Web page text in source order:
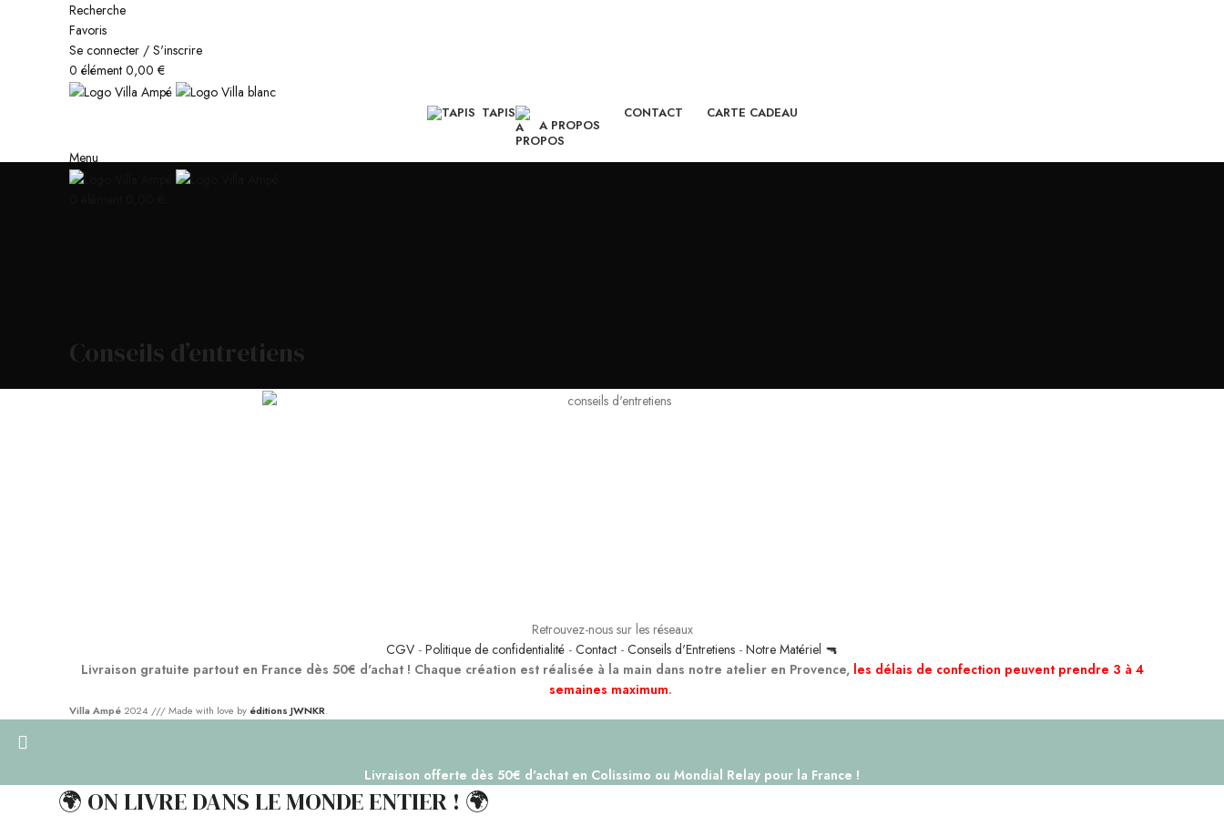
Recherche
Favoris
Se connecter / S'inscrire
0 élément 0,00 €
TAPIS
A PROPOS
CONTACT CARTE CADEAU
Menu
Conseils d’entretiens
Retrouvez-nous sur les réseaux
CGV - Politique de confidentialité - Contact - Conseils d'Entretiens - Notre Matériel 🔫
Livraison gratuite partout en France dès 50€ d'achat ! Chaque création est réalisée à la main dans notre atelier en Provence, les délais de confection peuvent prendre 3 à 4
semaines maximum.
Villa Ampé 2024 /// Made with love by éditions JWNKR.
Livraison offerte dès 50€ d'achat en Colissimo ou Mondial Relay pour la France !
🌍 ON LIVRE DANS LE MONDE ENTIER ! 🌍